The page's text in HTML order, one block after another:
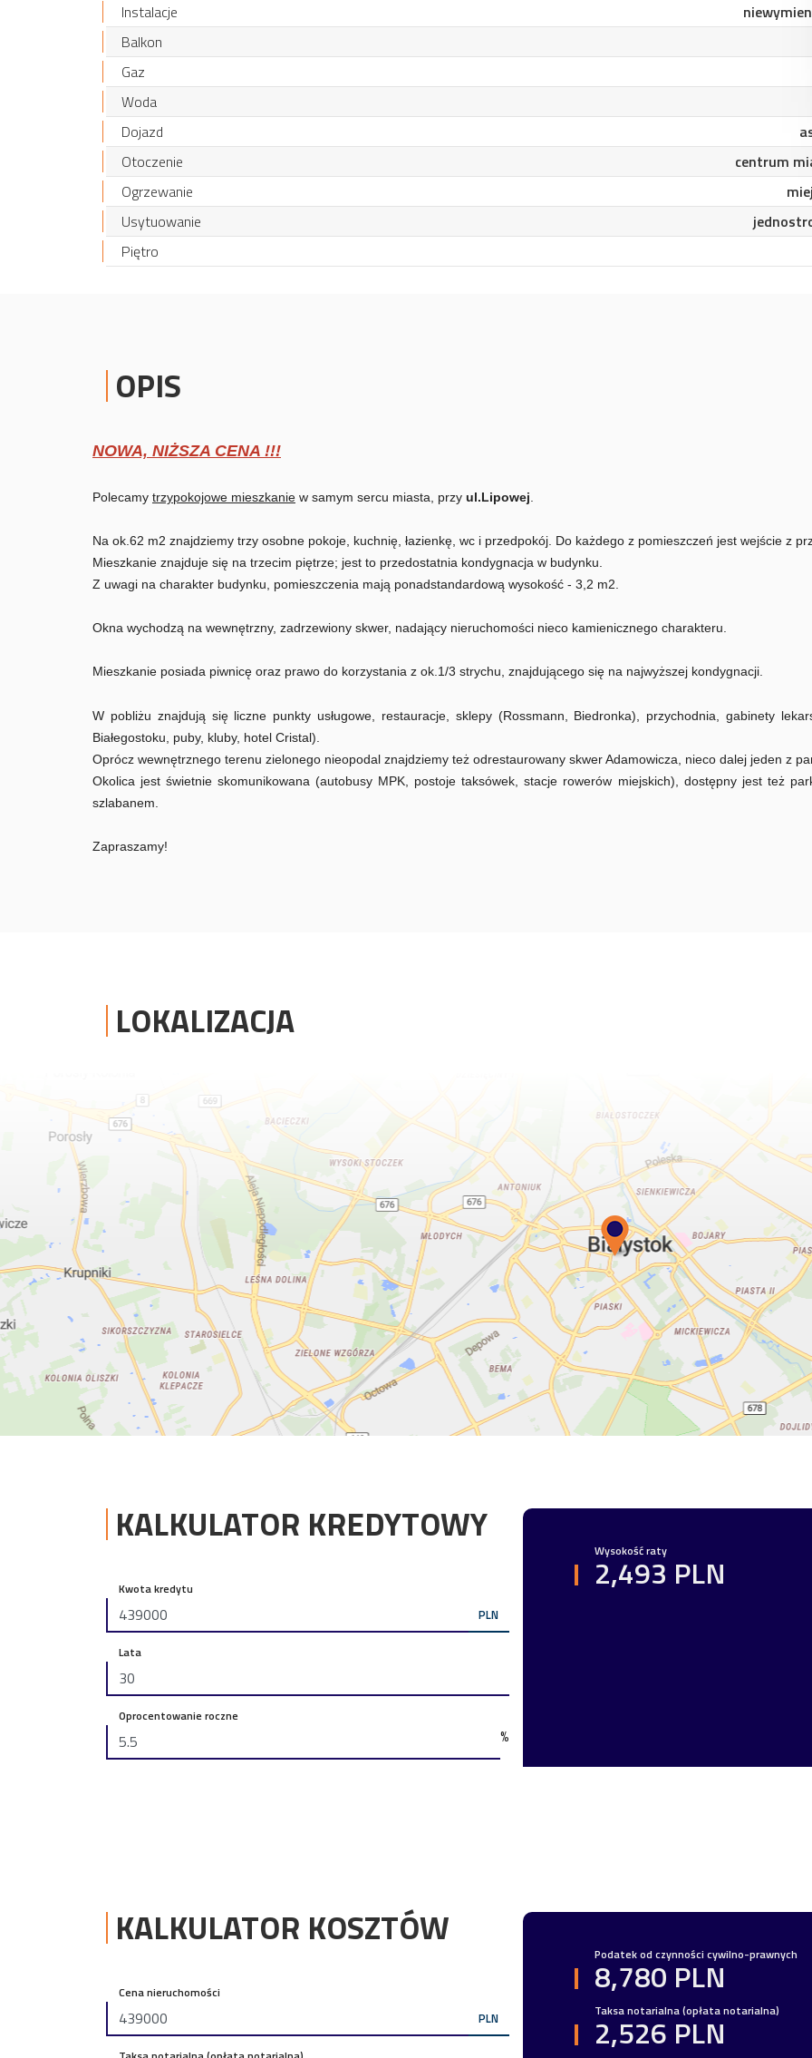
Instalacje
Balkon
Gaz
Woda
Dojazd
Otoczenie
centrum
Ogrzewanie
Usytuowanie
Piętro
OPIS
NOWA, NIŻSZA CENA !!!
Polecamy trzypokojowe mieszkanie w samym sercu miasta, przy ul.Lipowej
Na ok.62 m2 znajdziemy trzy osobne pokoje, kuchnię, łazienkę, wc i przedpokój. Do każdego z pomieszczeń jest wejście z
Mieszkanie znajduje się na trzecim piętrze; jest to przedostatnia kondygnacja w budynku.
Z uwagi na charakter budynku, pomieszczenia mają ponadstandardową wysokość - 3,2 m2.
Okna wychodzą na wewnętrzny, zadrzewiony skwer, nadający nieruchomości nieco kamienicznego charakteru.
Mieszkanie posiada piwnicę oraz prawo do korzystania z ok.1/3 strychu, znajdującego się na najwyższej kondygnacji.
W pobliżu znajdują się liczne punkty usługowe, restauracje, sklepy (Rossmann, Biedronka), przychodnia, gabinety
Białegostoku, puby, kluby, hotel Cristal).
Oprócz wewnętrznego terenu zielonego nieopodal znajdziemy też odrestaurowany skwer Adamowicza, nieco dalej jeden z
Okolica jest świetnie skomunikowana (autobusy MPK, postoje taksówek, stacje rowerów miejskich), dostępny jest też
szlabanem.
Zapraszamy!
LOKALIZACJA
KALKULATOR KREDYTOWY
Kwota kredytu
PLN
Lata
Oprocentowanie roczne
%
Wysokość raty
2,493 PLN
KALKULATOR KOSZTÓW
Cena nieruchomości
PLN
Podatek od czynności cywilno-prawnych
8,780 PLN
Taksa notarialna (opłata notarialna)
2,526 PLN